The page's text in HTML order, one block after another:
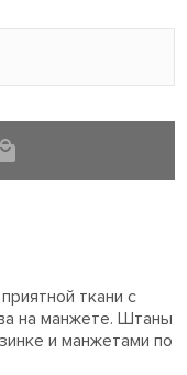
ткани с
на манжете. Штаны
и манжетами по